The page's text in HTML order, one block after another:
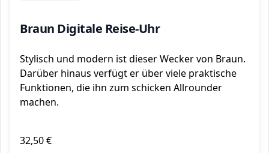
Braun Digitale Reise-Uhr
Stylisch und modern ist dieser Wecker von Braun.
Darüber hinaus verfügt er über viele praktische
Funktionen, die ihn zum schicken Allrounder
machen.
32,50 €